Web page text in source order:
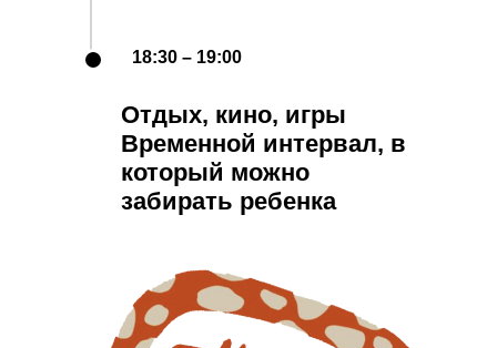
Отдых, кино, игры
Временной интервал, в
который можно
забирать ребенка
18:30 – 19:00